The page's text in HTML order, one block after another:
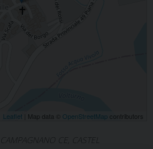
Leaflet | Map data © OpenStreetMap contributors
CE, CASTEL